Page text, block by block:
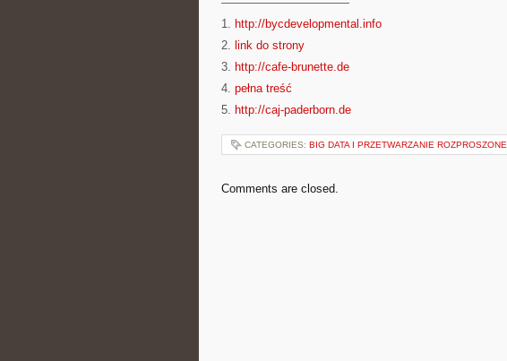
1. http://bycdevelopmental.info
2. link do strony
3. http://cafe-brunette.de
4. pełna treść
5. http://caj-paderborn.de
CATEGORIES: BIG DATA I PRZETWARZANIE ROZPROSZONE
Comments are closed.